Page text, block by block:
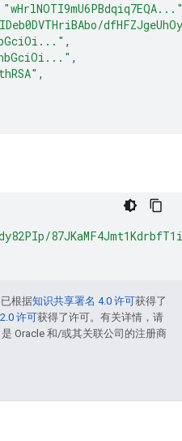
,
,
,
根据知识共享署名 4.0 许可获得了
许可获得了许可。有关详情，请
是 Oracle 和/或其关联公司的注册商